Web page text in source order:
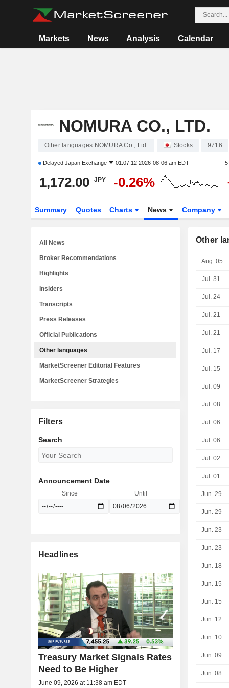
Markets News Analysis Calendar
NOMURA CO., LTD.
Other languages NOMURA Co., Ltd. Stocks 9716
Delayed Japan Exchange 01:07:12 2026-08-06 am EDT
1,172.00 JPY -0.26%
Summary Quotes Charts News Company
Other
Aug. 05
Jul. 31
Jul. 24
Jul. 21
Jul. 21
Jul. 17
Jul. 15
Jul. 09
Jul. 08
Jul. 06
Jul. 06
Jul. 02
Jul. 01
Jun. 29
Jun. 29
Jun. 23
Jun. 23
Jun. 18
Jun. 15
Jun. 15
Jun. 12
Jun. 10
Jun. 09
Jun. 08
All News
Broker Recommendations
Highlights
Insiders
Transcripts
Press Releases
Official Publications
Other languages
MarketScreener Editorial Features
MarketScreener Strategies
Filters
Search
Announcement Date
Since Until
Headlines
Treasury Market Signals Rates
Need to Be Higher
June 09, 2026 at 11:38 am EDT